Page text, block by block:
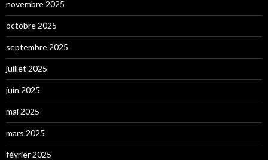
novembre 2025
octobre 2025
septembre 2025
juillet 2025
juin 2025
mai 2025
mars 2025
février 2025